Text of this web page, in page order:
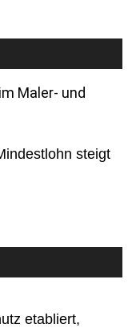
steigt
etabliert,